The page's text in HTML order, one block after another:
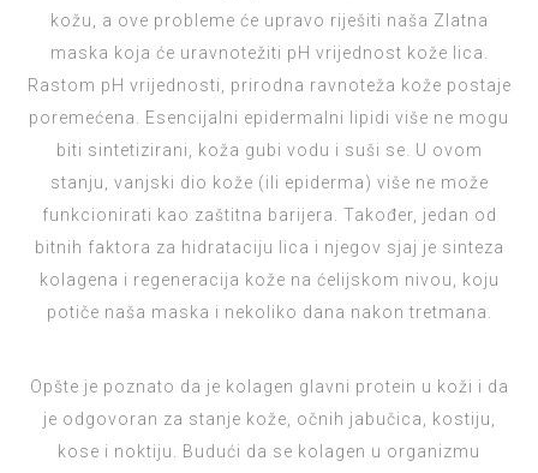
kožu, a ove probleme će upravo riješiti naša Zlatna
maska koja će uravnotežiti pH vrijednost kože lica.
Rastom pH vrijednosti, prirodna ravnoteža kože postaje
poremećena. Esencijalni epidermalni lipidi više ne mogu
biti sintetizirani, koža gubi vodu i suši se. U ovom
stanju, vanjski dio kože (ili epiderma) više ne može
funkcionirati kao zaštitna barijera. Također, jedan od
bitnih faktora za hidrataciju lica i njegov sjaj je sinteza
kolagena i regeneracija kože na ćelijskom nivou, koju
potiče naša maska i nekoliko dana nakon tretmana.
Opšte je poznato da je kolagen glavni protein u koži i da
je odgovoran za stanje kože, očnih jabučica, kostiju,
kose i noktiju. Budući da se kolagen u organizmu